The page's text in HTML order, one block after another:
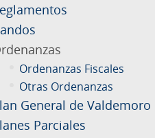
Ordenanzas Fiscales
Otras Ordenanzas
General de Valdemoro
Parciales